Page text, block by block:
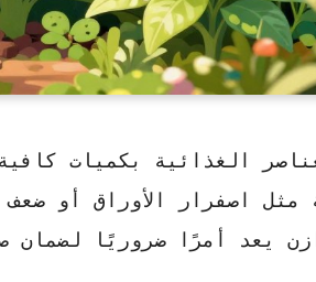
الغذائية بكميات
مثل اصفرار الأوراق أو
يعد أمرًا ضروريًا لضمان